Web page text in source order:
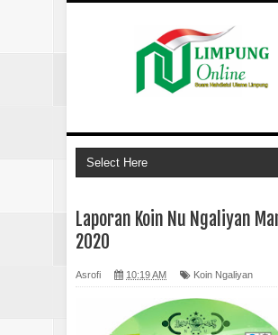
Laporan Koin Nu Ngaliyan
2020
Asrofi 10:19 AM Koin Ngaliyan